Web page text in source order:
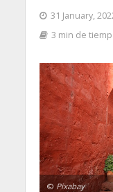
31 January,
3 min de
© Pixabay